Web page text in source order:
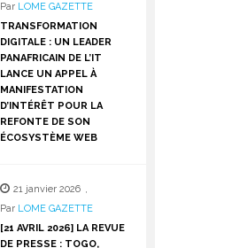
Par LOME GAZETTE
TRANSFORMATION
DIGITALE : UN LEADER
PANAFRICAIN DE L’IT
LANCE UN APPEL À
MANIFESTATION
D’INTÉRÊT POUR LA
REFONTE DE SON
ÉCOSYSTÈME WEB
21 janvier 2026 ,
Par LOME GAZETTE
[21 AVRIL 2026] LA REVUE
DE PRESSE : TOGO,